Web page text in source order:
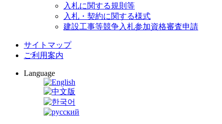
入札に関する規則等
入札・契約に関する様式
建設工事等競争入札参加資格審査申請
サイトマップ
ご利用案内
Language